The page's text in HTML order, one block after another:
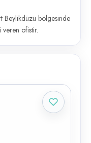
Beylikdüzü bölgesinde
veren ofistir.